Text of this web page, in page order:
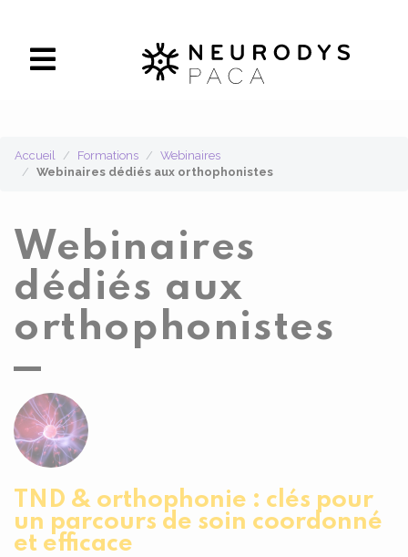
Accueil Formations
Webinaires
Webinaires dédiés aux orthophonistes
Webinaires
dédiés aux
orthophonistes
TND & orthophonie : clés pour
un parcours de soin coordonné
et efficace